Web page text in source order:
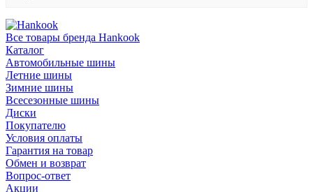
Все товары бренда Hankook
Каталог
Автомобильные шины
Летние шины
Зимние шины
Всесезонные шины
Диски
Покупателю
Условия оплаты
Гарантия на товар
Обмен и возврат
Вопрос-ответ
Акции